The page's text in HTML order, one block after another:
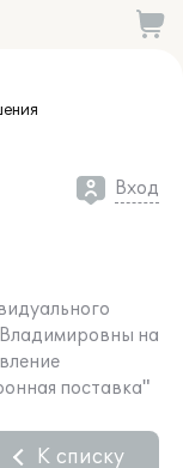
Вход
на
поставка"
К списку